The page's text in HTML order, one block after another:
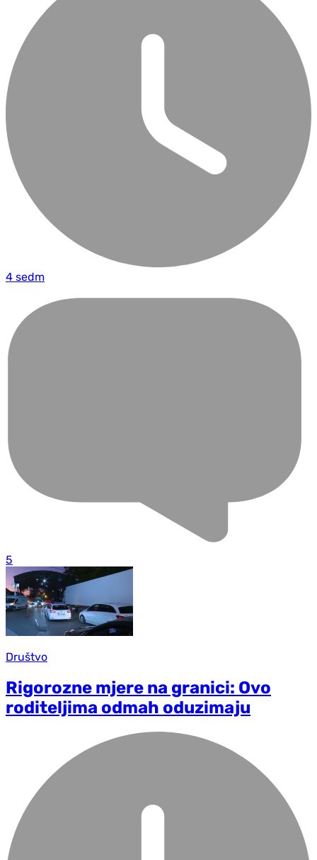
4 sedm
5
Društvo
Rigorozne mjere na granici: Ovo
roditeljima odmah oduzimaju